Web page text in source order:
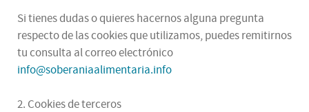
Si tienes dudas o quieres hacernos alguna pregunta
respecto de las cookies que utilizamos, puedes remitirnos
tu consulta al correo electrónico
info@soberaniaalimentaria.info
2. Cookies de terceros